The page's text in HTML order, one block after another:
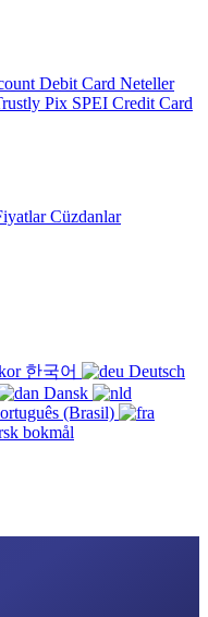
Debit Card Neteller
Pix SPEI Credit Card
Cüzdanlar
한국어
Deutsch
Dansk
(Brasil)
bokmål